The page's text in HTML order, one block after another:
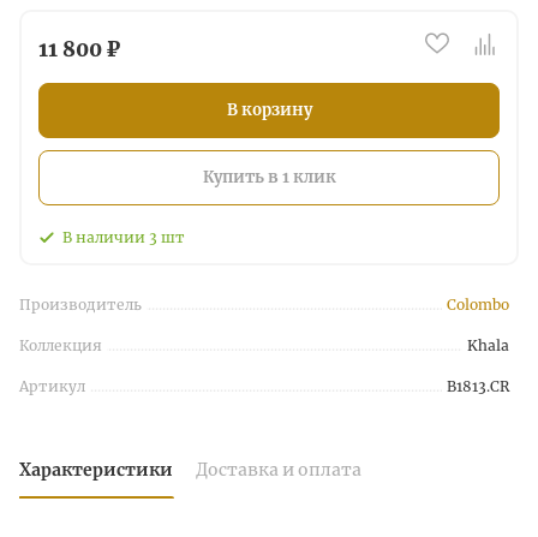
11 800 ₽
В корзину
Купить в 1 клик
В наличии 3 шт
Производитель Colombo
Коллекция Khala
Артикул B1813.CR
Характеристики Доставка и оплата